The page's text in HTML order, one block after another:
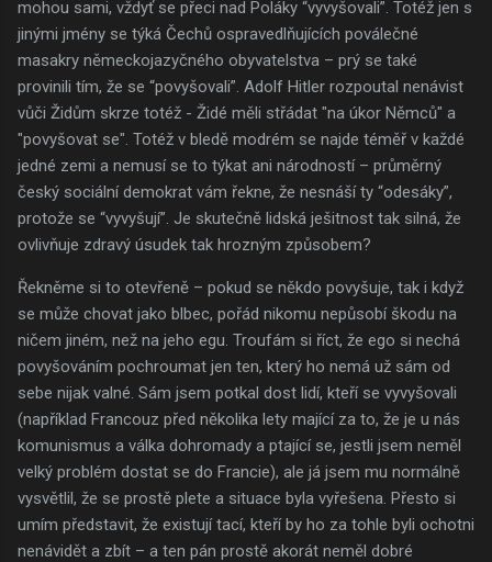
mohou sami, vždyť se přeci nad Poláky “vyvyšovali”. Totéž jen s
jinými jmény se týká Čechů ospravedlňujících poválečné
masakry německojazyčného obyvatelstva – prý se také
provinili tím, že se “povyšovali”. Adolf Hitler rozpoutal nenávist
vůči Židům skrze totéž - Židé měli střádat "na úkor Němců" a
"povyšovat se". Totéž v bledě modrém se najde téměř v každé
jedné zemi a nemusí se to týkat ani národností – průměrný
český sociální demokrat vám řekne, že nesnáší ty “odesáky”,
protože se “vyvyšují”. Je skutečně lidská ješitnost tak silná, že
ovlivňuje zdravý úsudek tak hrozným způsobem?
Řekněme si to otevřeně – pokud se někdo povyšuje, tak i když
se může chovat jako blbec, pořád nikomu nepůsobí škodu na
ničem jiném, než na jeho egu. Troufám si říct, že ego si nechá
povyšováním pochroumat jen ten, který ho nemá už sám od
sebe nijak valné. Sám jsem potkal dost lidí, kteří se vyvyšovali
(například Francouz před několika lety mající za to, že je u nás
komunismus a válka dohromady a ptající se, jestli jsem neměl
velký problém dostat se do Francie), ale já jsem mu normálně
vysvětlil, že se prostě plete a situace byla vyřešena. Přesto si
umím představit, že existují tací, kteří by ho za tohle byli ochotni
nenávidět a zbít – a ten pán prostě akorát neměl dobré